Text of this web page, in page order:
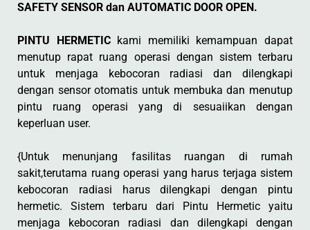
SAFETY SENSOR dan AUTOMATIC DOOR OPEN.
PINTU HERMETICkami memiliki kemampuan dapat
menutup rapat ruang operasi dengan sistem terbaru
untuk menjaga kebocoran radiasi dan dilengkapi
dengan sensor otomatis untuk membuka dan menutup
pintu ruang operasi yang di sesuaiikan dengan
keperluan user.
{Untuk menunjang fasilitas ruangan di rumah
sakit,terutama ruang operasi yang harus terjaga sistem
kebocoran radiasi harus dilengkapi dengan pintu
hermetic. Sistem terbaru dari Pintu Hermetic yaitu
menjaga kebocoran radiasi dan dilengkapi dengan